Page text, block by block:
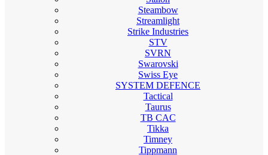
Steambow
Streamlight
Strike Industries
STV
SVRN
Swarovski
Swiss Eye
SYSTEM DEFENCE
Tactical
Taurus
TB CAC
Tikka
Timney
Tippmann